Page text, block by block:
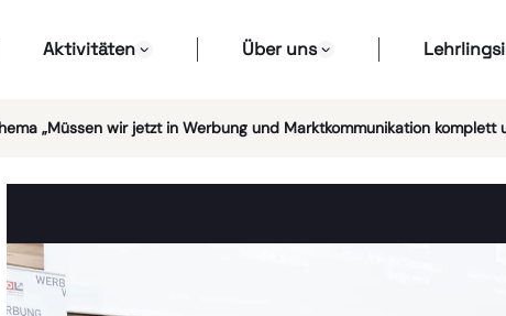
Aktivitäten Über uns
„Müssen wir jetzt in Werbung und Marktkommunikation komplett